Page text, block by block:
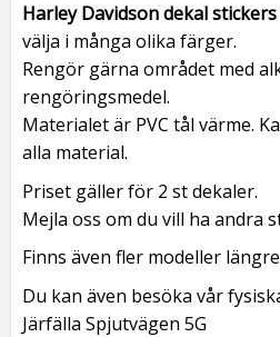
Harley Davidson dekal
välja i många olika färger.
Rengör gärna området med
rengöringsmedel.
Materialet är PVC tål värme.
alla material.
Priset gäller för 2 st dekaler.
Mejla oss om du vill ha andra
Finns även fler modeller
Du kan även besöka vår
Järfälla Spjutvägen 5G